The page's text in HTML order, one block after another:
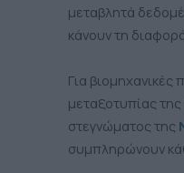
μεταβλητά
κάνουν τη
Για
μεταξοτυπίας της
στεγνώματος της
συμπληρώνουν